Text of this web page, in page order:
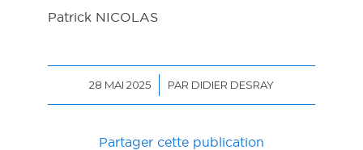
Patrick NICOLAS
28 MAI 2025
/ PAR DIDIER DESRAY
Partager cette publication